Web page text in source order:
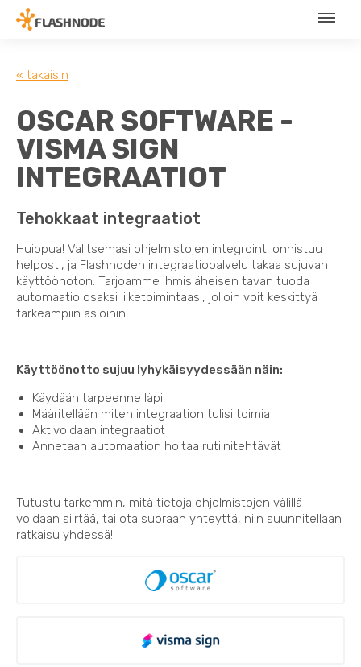
« takaisin
OSCAR SOFTWARE -
VISMA SIGN
INTEGRAATIOT
Tehokkaat integraatiot
Huippua! Valitsemasi ohjelmistojen integrointi onnistuu
helposti, ja Flashnoden integraatiopalvelu takaa sujuvan
käyttöönoton. Tarjoamme ihmisläheisen tavan tuoda
automaatio osaksi liiketoimintaasi, jolloin voit keskittyä
tärkeämpiin asioihin.
Käyttöönotto sujuu lyhykäisyydessään näin:
Käydään tarpeenne läpi
Määritellään miten integraation tulisi toimia
Aktivoidaan integraatiot
Annetaan automaation hoitaa rutiinitehtävät
Tutustu tarkemmin, mitä tietoja ohjelmistojen välillä
voidaan siirtää, tai ota suoraan yhteyttä, niin suunnitellaan
ratkaisu yhdessä!